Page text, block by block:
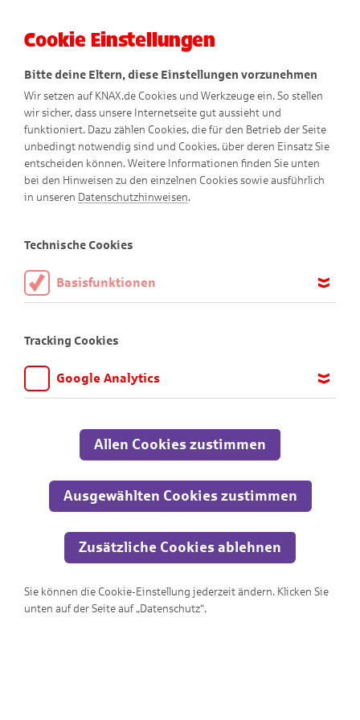
Willkommen im Puzzle-Paradies!
Hier findest du tolle Motive aus der KNAX-Welt in drei
Schwierigkeitsstufen. Viel Spaß dabei!
Cookie Einstellungen
Bitte deine Eltern, diese Einstellungen vorzunehmen
Wir setzen auf KNAX.de Cookies und Werkzeuge ein. So stellen
wir sicher, dass unsere Internetseite gut aussieht und
funktioniert. Dazu zählen Cookies, die für den Betrieb der Seite
unbedingt notwendig sind und Cookies, über deren Einsatz Sie
entscheiden können. Weitere Informationen finden Sie unten
bei den Hinweisen zu den einzelnen Cookies sowie ausführlich
in unseren Datenschutzhinweisen.
Technische Cookies
Basisfunktionen
aktiviert sein.
Tracking Cookies
Google Analytics
anpassen und verbessern können. Aus diesem Grund nutzen wir
Google Analytics. Dieses Werkzeug erfasst die Seitenaufrufe zu
Übertragung anonymisiert.
Allen Cookies zustimmen
Ausgewählten Cookies zustimmen
Zusätzliche Cookies ablehnen
Sie können die Cookie-Einstellung jederzeit ändern. Klicken Sie
unten auf der Seite auf „Datenschutz“.